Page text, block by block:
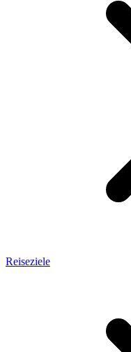
Reiseziele